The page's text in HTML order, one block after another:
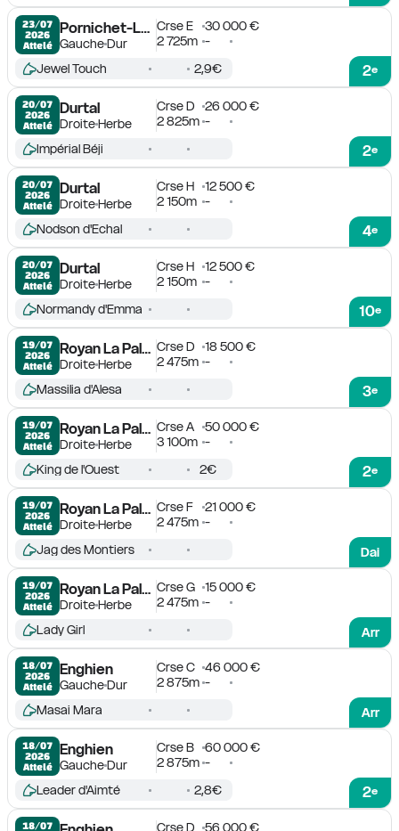
23/07
2026
Attelé
Pornichet-La Baule
GaucheDur
Crse E
30 000 €
2 725m -
2e
Jewel Touch 2,9€
20/07
2026
Attelé
Durtal
DroiteHerbe
Crse D
26 000 €
2 825m -
2e
Impérial Béji
20/07
2026
Attelé
Durtal
DroiteHerbe
Crse H
12 500 €
2 150m -
4e
Nodson d'Echal
20/07
2026
Attelé
Durtal
DroiteHerbe
Crse H
12 500 €
2 150m -
10e
Normandy d'Emma
19/07
2026
Attelé
Royan La Palmyre
DroiteHerbe
Crse D
18 500 €
2 475m -
3e
Massilia d'Alesa
19/07
2026
Attelé
Royan La Palmyre
DroiteHerbe
Crse A
50 000 €
3 100m -
2e
King de l'Ouest 2€
19/07
2026
Attelé
Royan La Palmyre
DroiteHerbe
Crse F
21 000 €
2 475m -
Dai
Jag des Montiers
19/07
2026
Attelé
Royan La Palmyre
DroiteHerbe
Crse G
15 000 €
2 475m -
Arr
Lady Girl
18/07
2026
Attelé
Enghien
GaucheDur
Crse C
46 000 €
2 875m -
Arr
Masai Mara
18/07
2026
Attelé
Enghien
GaucheDur
Crse B
60 000 €
2 875m -
2e
Leader d'Aimté 2,8€
18/07
Crse D 56 000 €